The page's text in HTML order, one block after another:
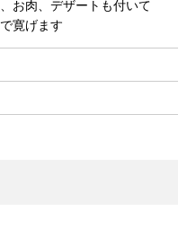
お肉、デザートも付いて
寛げます